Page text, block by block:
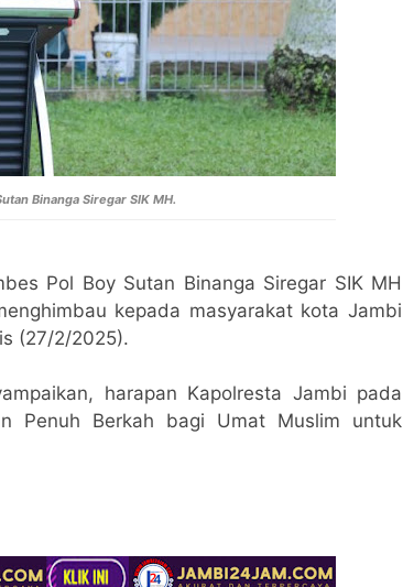
Binanga Siregar SIK MH.
Pol Boy Sutan Binanga Siregar SIK MH
kepada masyarakat kota Jambi
(27/2/2025).
harapan Kapolresta Jambi pada
Penuh Berkah bagi Umat Muslim untuk